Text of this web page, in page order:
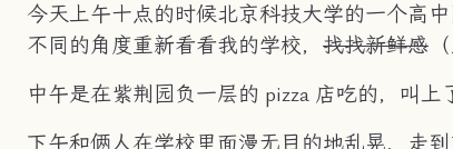
今天上午十点的时候北京科技大学的一个高
不同的角度重新看看我的学校， 找找新鲜感
中午是在紫荆园负一层的 pizza 店吃的，叫上
下午和俩人在学校里面漫无目的地乱晃，走